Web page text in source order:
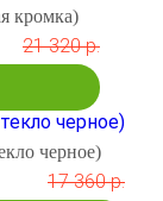
кромка)
21 320 р.
черное)
17 360 р.